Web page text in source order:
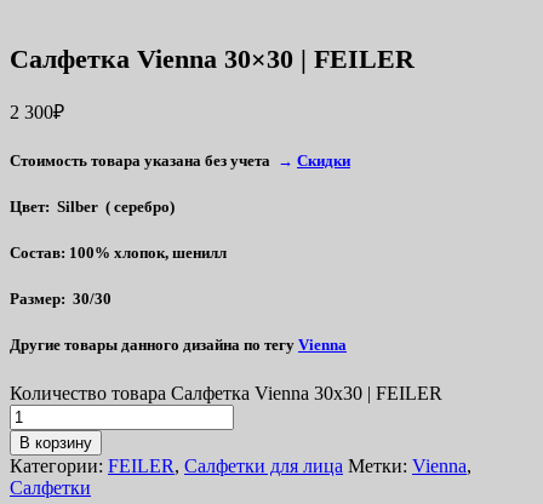
Салфетка Vienna 30×30 | FEILER
2 300₽
Стоимость товара указана без учета → Скидки
Цвет: Silber ( серебро)
Состав: 100% хлопок, шенилл
Размер: 30/30
Другие товары данного дизайна по тегу Vienna
Количество товара Салфетка Vienna 30x30 | FEILER
В корзину
Категории: FEILER, Салфетки для лица Метки: Vienna,
Салфетки